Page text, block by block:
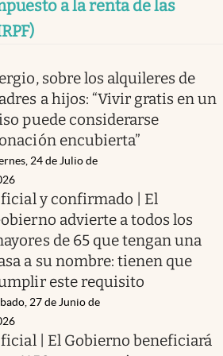
a la renta de las
sobre los alquileres de
a hijos: “Vivir gratis en un
puede considerarse
encubierta”
24 de Julio de
y confirmado | El
advierte a todos los
de 65 que tengan una
a su nombre: tienen que
este requisito
27 de Junio de
| El Gobierno beneficiará